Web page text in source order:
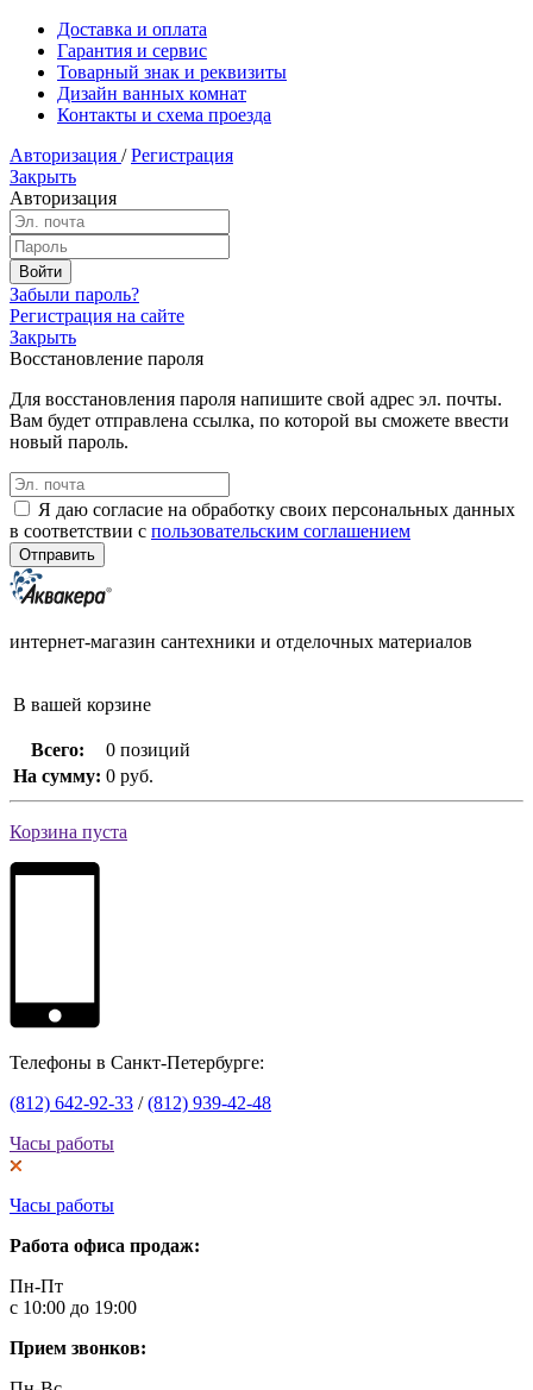
Доставка и оплата
Гарантия и сервис
Товарный знак и реквизиты
Дизайн ванных комнат
Контакты и схема проезда
Авторизация / Регистрация
Закрыть
Авторизация
Забыли пароль?
Регистрация на сайте
Закрыть
Восстановление пароля
Для восстановления пароля напишите свой адрес эл. почты.
Вам будет отправлена ссылка, по которой вы сможете ввести
новый пароль.
Я даю согласие на обработку своих персональных данных
в соответствии с пользовательским соглашением
интернет-магазин сантехники и отделочных материалов
В вашей корзине
Всего:
0 позиций
На сумму: 0 руб.
Корзина пуста
Телефоны в Санкт-Петербурге:
(812) 642-92-33 /(812) 939-42-48
Часы работы
Часы работы
Работа офиса продаж:
Пн-Пт
с 10:00 до 19:00
Прием звонков: